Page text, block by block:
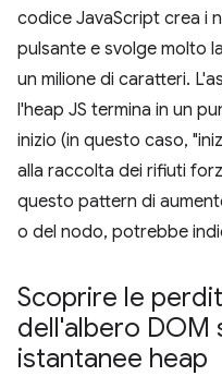
codice JavaScript crea i
pulsante e svolge molto
un milione di caratteri.
l'heap JS termina in un
inizio (in questo caso,
alla raccolta dei rifiuti
questo pattern di
o del nodo, potrebbe
Scoprire le
dell'albero DOM
istantanee heap